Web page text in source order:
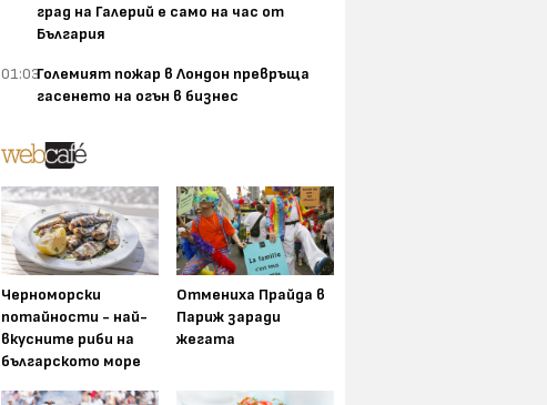
град на Галерий е само на час от
България
01:03Големият пожар в Лондон превръща
гасенето на огън в бизнес
Черноморски
потайности - най-
вкусните риби на
българското море
Отмениха Прайда в
Париж заради
жегата